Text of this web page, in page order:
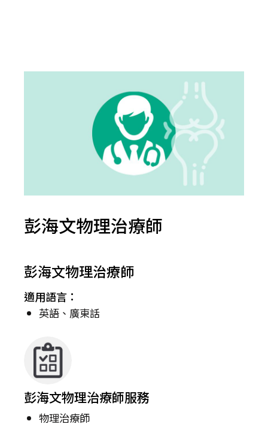
彭海文物理治療師
彭海文物理治療師
適用語言：
英語、廣東話
彭海文物理治療師服務
物理治療師